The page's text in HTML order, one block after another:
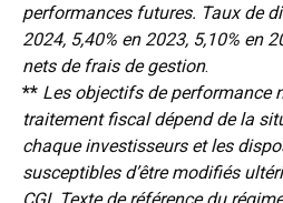
performances futures. Taux de
2024, 5,40% en 2023, 5,10% en
nets de frais de gestion.
** Les objectifs de performance
traitement fiscal dépend de la
chaque investisseurs et les
susceptibles d’être modifiés